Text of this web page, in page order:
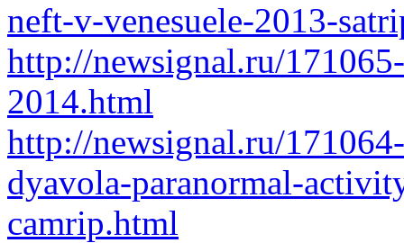
neft-v-venesuele-2013-
http://newsignal.ru/
2014.html
http://newsignal.ru/
dyavola-paranormal-
camrip.html